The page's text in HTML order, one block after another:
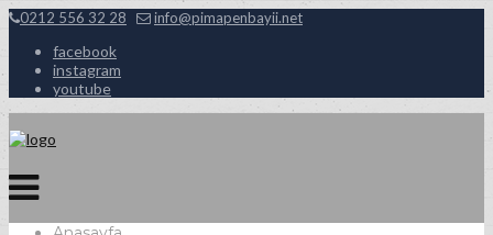
0212 556 32 28 info@pimapenbayii.net
facebook
instagram
youtube